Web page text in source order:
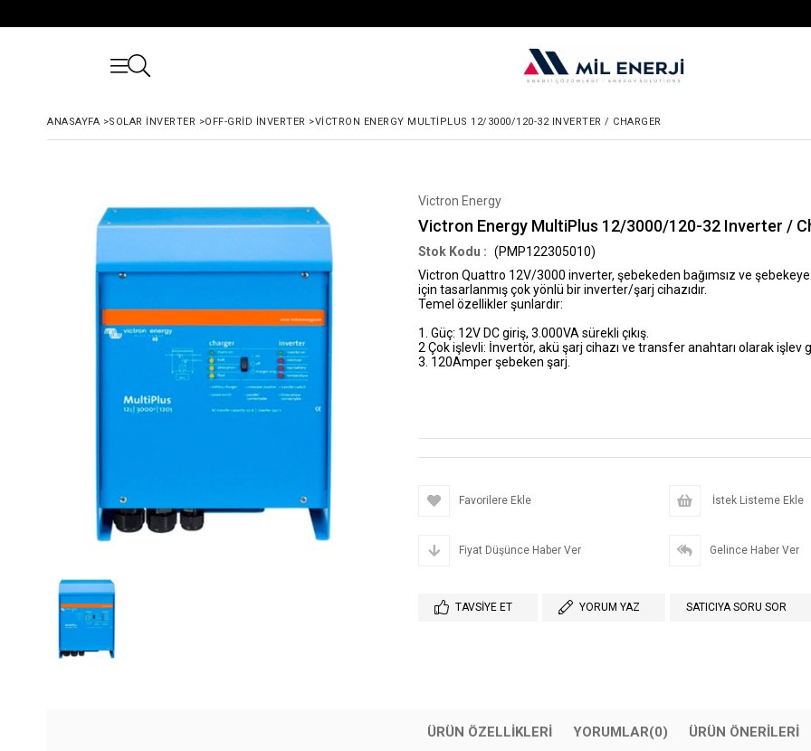
ANASAYFA >SOLAR İNVERTER >OFF-GRID İNVERTER >VICTRON ENERGY MULTIPLUS 12/3000/120-32 INVERTER / CHARGER
Victron Energy
Victron Energy MultiPlus 12/3000/120-32 Inverter /
(PMP122305010)
Victron Quattro 12V/3000 inverter, şebekeden bağımsız ve
için tasarlanmış çok yönlü bir inverter/şarj cihazıdır.
Temel özellikler şunlardır:
1. Güç: 12V DC giriş, 3.000VA sürekli çıkış.
2 Çok işlevli: İnvertör, akü şarj cihazı ve transfer anahtarı olarak işlev
3. 120Amper şebeken şarj.
Favorilere Ekle İstek Listeme Ekle
Fiyat Düşünce Haber Ver Gelince Haber Ver
TAVSIYE ET YORUM YAZ SATICIYA SORU SOR
ÜRÜN ÖZELLIKLERI YORUMLAR(0) ÜRÜN ÖNERILERI